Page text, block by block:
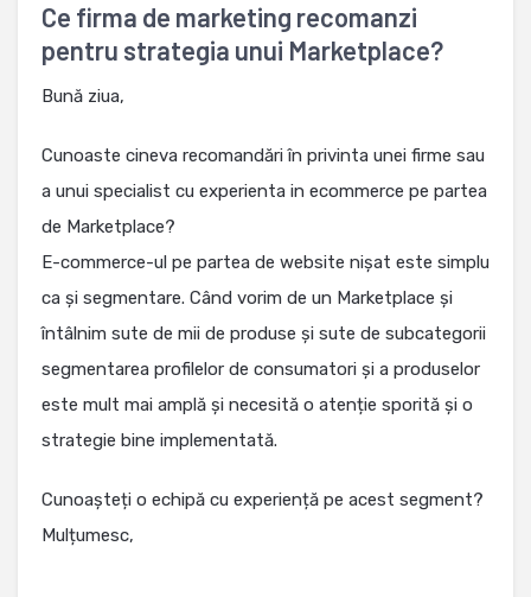
Ce firma de marketing recomanzi
pentru strategia unui Marketplace?
Bună ziua,
Cunoaste cineva recomandări în privinta unei firme sau
a unui specialist cu experienta in ecommerce pe partea
de Marketplace?
E-commerce-ul pe partea de website nișat este simplu
ca și segmentare. Când vorim de un Marketplace și
întâlnim sute de mii de produse și sute de subcategorii
segmentarea profilelor de consumatori și a produselor
este mult mai amplă și necesită o atenție sporită și o
strategie bine implementată.
Cunoașteți o echipă cu experiență pe acest segment?
Mulțumesc,